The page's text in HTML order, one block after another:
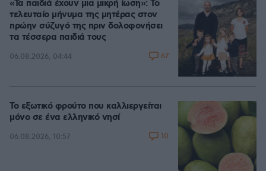
«Τα παιδιά έχουν μια μικρή ίωση»: Το
τελευταίο μήνυμα της μητέρας στον
πρώην σύζυγό της πριν δολοφονήσει
τα τέσσερα παιδιά τους
06.08.2026, 04:44 67
Το εξωτικό φρούτο που καλλιεργείται
μόνο σε ένα ελληνικό νησί
06.08.2026, 10:57 10